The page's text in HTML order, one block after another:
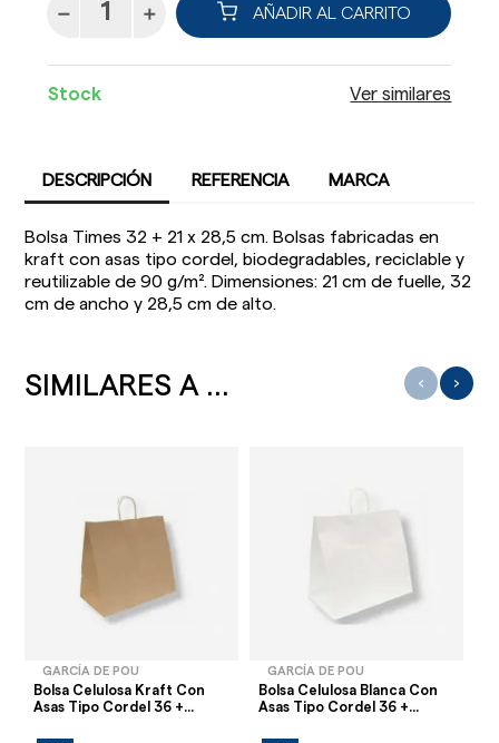
AÑADIR AL CARRITO
Stock Ver similares
DESCRIPCIÓN REFERENCIA MARCA
Bolsa Times 32 + 21 x 28,5 cm. Bolsas fabricadas en
kraft con asas tipo cordel, biodegradables, reciclable y
reutilizable de 90 g/m². Dimensiones: 21 cm de fuelle, 32
cm de ancho y 28,5 cm de alto.
SIMILARES A ...
GARCÍA DE POU
Bolsa Celulosa Kraft Con
Asas Tipo Cordel 36 +...
GARCÍA DE POU
Bolsa Celulosa Blanca Con
Asas Tipo Cordel 36 +...
‹ ›